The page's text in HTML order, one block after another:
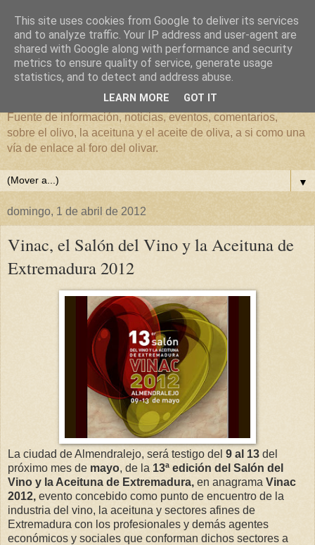
El mundo del Olivar
Fuente de información, noticias, eventos, comentarios,
sobre el olivo, la aceituna y el aceite de oliva, a si como una
vía de enlace al foro del olivar.
▼
domingo, 1 de abril de 2012
Vinac, el Salón del Vino y la Aceituna de
Extremadura 2012
La ciudad de Almendralejo, será testigo del 9 al 13 del
próximo mes de mayo, de la 13ª edición del Salón del
Vino y la Aceituna de Extremadura, en anagrama Vinac
2012, evento concebido como punto de encuentro de la
industria del vino, la aceituna y sectores afines de
Extremadura con los profesionales y demás agentes
económicos y sociales que conforman dichos sectores a
This site uses cookies from Google to deliver its services
and to analyze traffic. Your IP address and user-agent are
shared with Google along with performance and security
metrics to ensure quality of service, generate usage
statistics, and to detect and address abuse.
LEARN MORE GOT IT